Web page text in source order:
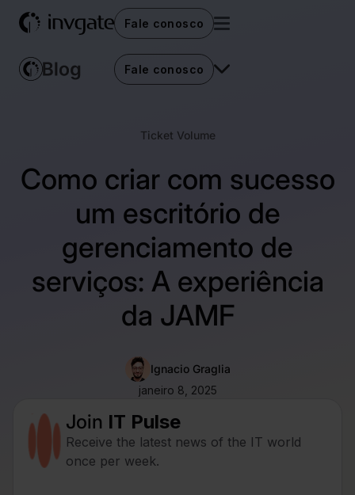
Fale conosco
Fale conosco
Ticket Volume
Como criar com sucesso
um escritório de
gerenciamento de
serviços: A experiência
da JAMF
Ignacio Graglia
janeiro 8, 2025
Join IT Pulse
Receive the latest news of the IT world
once per week.